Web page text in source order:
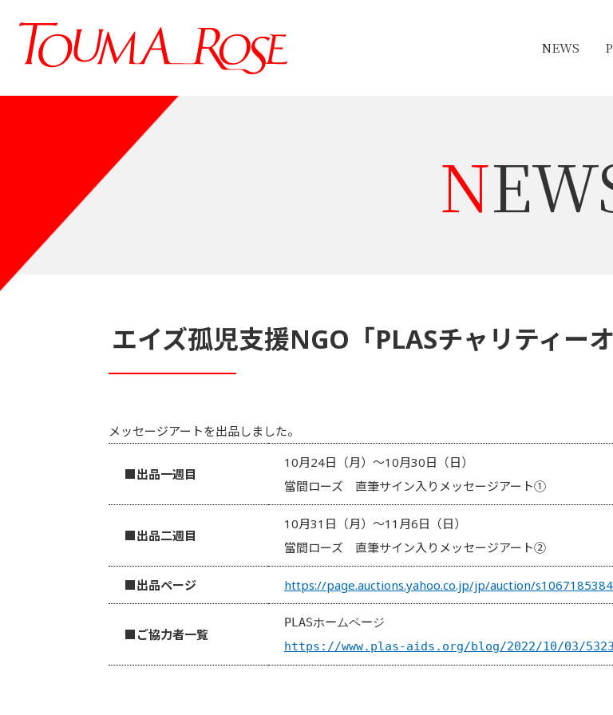
NEWS
エイズ孤児支援NGO「PLASチャリティー
メッセージアートを出品しました。
■出品一週目
10月24日（月）～10月30日（日）
當間ローズ 直筆サイン入りメッセージアート①
■出品二週目
10月31日（月）～11月6日（日）
當間ローズ 直筆サイン入りメッセージアート②
■出品ページ https://page.auctions.yahoo.co.jp/jp/auction/s1067185384
■ご協力者一覧
https://www.plas-aids.org/blog/2022/10/03/